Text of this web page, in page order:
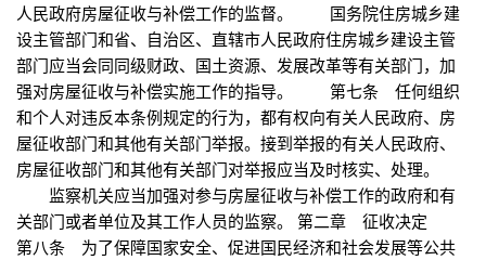
人民政府房屋征收与补偿工作的监督。 国务院住房城乡建
设主管部门和省、自治区、直辖市人民政府住房城乡建设主管
部门应当会同同级财政、国土资源、发展改革等有关部门，加
强对房屋征收与补偿实施工作的指导。 第七条 任何组织
和个人对违反本条例规定的行为，都有权向有关人民政府、房
屋征收部门和其他有关部门举报。接到举报的有关人民政府、
房屋征收部门和其他有关部门对举报应当及时核实、处理。
监察机关应当加强对参与房屋征收与补偿工作的政府和有
关部门或者单位及其工作人员的监察。 第二章 征收决定
第八条 为了保障国家安全、促进国民经济和社会发展等公共